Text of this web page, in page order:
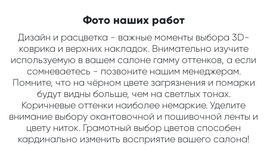
Фото наших работ
Дизайн и расцветка - важные моменты выбора 3D-
коврика и верхних накладок. Внимательно изучите
используемую в вашем салоне гамму оттенков, а если
сомневаетесь - позвоните нашим менеджерам.
Помните, что на чёрном цвете загрязнения и помарки
будут видны больше, чем на светлых тонах.
Коричневые оттенки наиболее немаркие. Уделите
внимание выбору окантовочной и пошивочной ленты и
цвету ниток. Грамотный выбор цветов способен
кардинально изменить восприятие вашего салона!